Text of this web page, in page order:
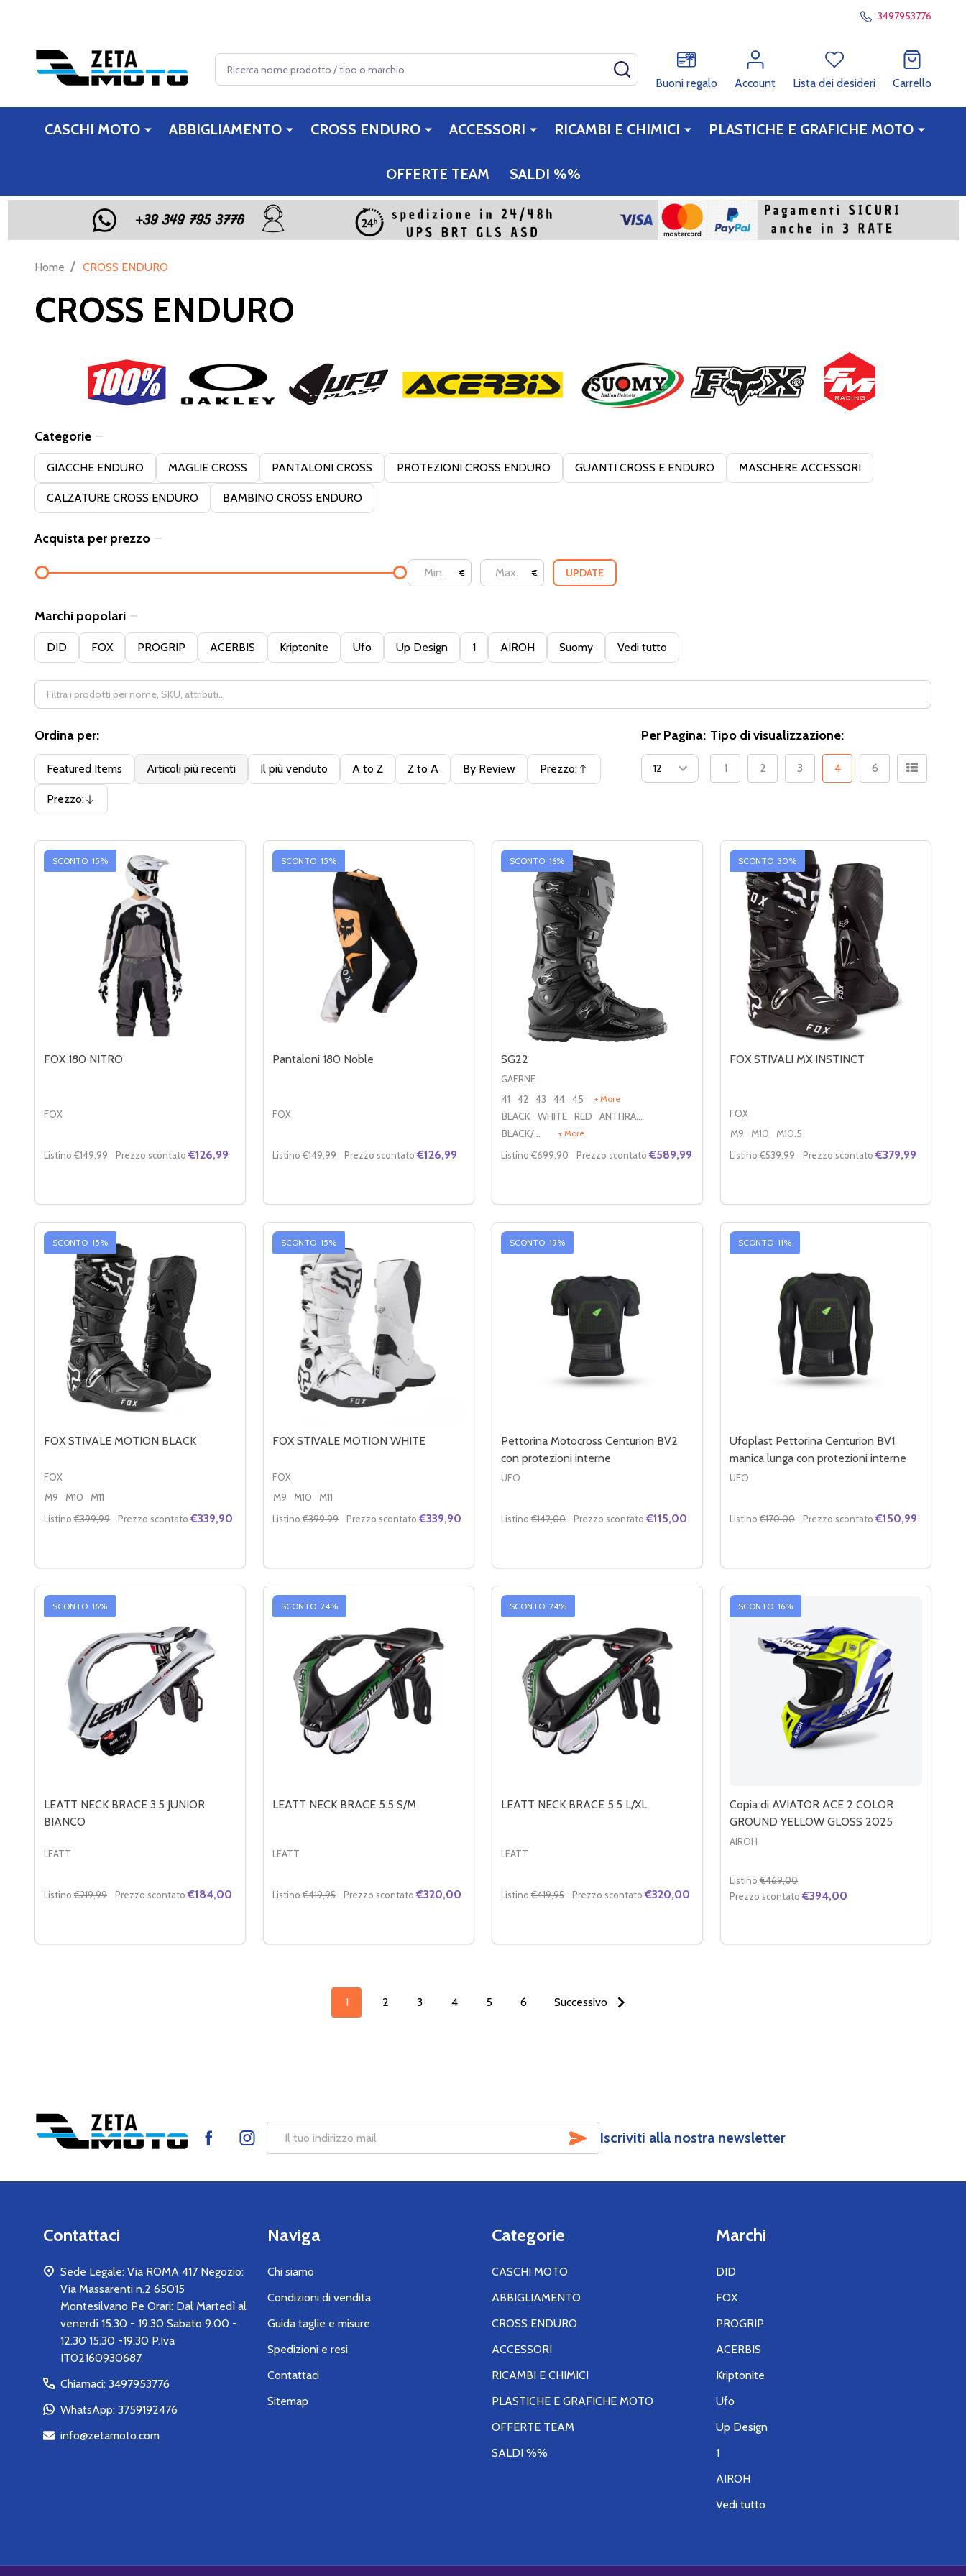
3497953776
Buoni regalo
Account Lista dei desideri Carrello
CASCHI MOTO ABBIGLIAMENTO CROSS ENDURO ACCESSORI RICAMBI E CHIMICI PLASTICHE E GRAFICHE MOTO
OFFERTE TEAM SALDI %%
Home / CROSS ENDURO
CROSS ENDURO
Filter
By
Categorie
GIACCHE ENDURO MAGLIE CROSS PANTALONI CROSS PROTEZIONI CROSS ENDURO GUANTI CROSS E ENDURO MASCHERE ACCESSORI
CALZATURE CROSS ENDURO BAMBINO CROSS ENDURO
Acquista per prezzo
€ € UPDATE
Marchi popolari
DID FOX PROGRIP ACERBIS Kriptonite Ufo Up Design 1 AIROH Suomy Vedi tutto
Ordina per:
Featured Items Articoli più recenti Il più venduto A to Z Z to A By Review Prezzo:
Ascendente
Prezzo:
Discendente
Per Pagina: Tipo di visualizzazione:
1 2 3 4 6
SCONTO 15%
FOX 180 NITRO
FOX
Listino €149,99 Prezzo scontato €126,99
DIMINUIRE LA QUANTITÀ DI FOX 180 NITRO
AUMENTA LA QUANTITÀ DI FOX 180 NITRO
SCONTO 15%
Pantaloni 180 Noble
FOX
Listino €149,99 Prezzo scontato €126,99
DIMINUIRE LA QUANTITÀ DI PANTALONI 180 NOBLE
AUMENTA LA QUANTITÀ DI PANTALONI 180 NOBLE
SCONTO 16%
SG22
GAERNE
41 42 43 44 45 + More
BLACK WHITE RED
ANTHRACITE/BLACK/RED
BLACK/WHITE
+ More
Listino €699,90 Prezzo scontato €589,99
AUMENTA LA QUANTITÀ DI SG22
SCONTO 30%
FOX STIVALI MX INSTINCT
FOX
M9 M10 M10.5
Listino €539,99 Prezzo scontato €379,99
DIMINUIRE LA QUANTITÀ DI FOX STIVALI
AUMENTA LA QUANTITÀ DI FOX
SCONTO 15%
FOX STIVALE MOTION BLACK
FOX
M9 M10 M11
Listino €399,99 Prezzo scontato €339,90
DIMINUIRE LA QUANTITÀ DI FOX STIVALE MOTION BLACK
AUMENTA LA QUANTITÀ DI FOX STIVALE MOTION BLACK
SCONTO 15%
FOX STIVALE MOTION WHITE
FOX
M9 M10 M11
Listino €399,99 Prezzo scontato €339,90
DIMINUIRE LA QUANTITÀ DI FOX STIVALE MOTION WHITE
AUMENTA LA QUANTITÀ DI FOX STIVALE MOTION WHITE
SCONTO 19%
Pettorina Motocross Centurion BV2
con protezioni interne
UFO
Listino €142,00 Prezzo scontato €115,00
DIMINUIRE LA QUANTITÀ DI PETTORINA MOTOCROSS CENTURION BV2 CON
AUMENTA LA QUANTITÀ DI PETTORINA MOTOCROSS CENTURION BV2 CON
SCONTO 11%
Ufoplast Pettorina Centurion BV1
manica lunga con protezioni interne
UFO
Listino €170,00 Prezzo scontato €150,99
DIMINUIRE LA QUANTITÀ DI UFOPLAST
AUMENTA LA QUANTITÀ DI
SCONTO 16%
LEATT NECK BRACE 3.5 JUNIOR
BIANCO
LEATT
Listino €219,99 Prezzo scontato €184,00
DIMINUIRE LA QUANTITÀ DI LEATT NECK BRACE 3.5 JUNIOR BIANCO
AUMENTA LA QUANTITÀ DI LEATT NECK BRACE 3.5 JUNIOR BIANCO
SCONTO 24%
LEATT NECK BRACE 5.5 S/M
LEATT
Listino €419,95 Prezzo scontato €320,00
DIMINUIRE LA QUANTITÀ DI LEATT NECK BRACE 5.5 S/M
AUMENTA LA QUANTITÀ DI LEATT NECK BRACE 5.5 S/M
SCONTO 24%
LEATT NECK BRACE 5.5 L/XL
LEATT
Listino €419,95 Prezzo scontato €320,00
DIMINUIRE LA QUANTITÀ DI LEATT NECK BRACE 5.5 L/XL
AUMENTA LA QUANTITÀ DI LEATT NECK BRACE 5.5 L/XL
SCONTO 16%
Copia di AVIATOR ACE 2 COLOR
GROUND YELLOW GLOSS 2025
AIROH
Listino €469,00
Prezzo scontato €394,00
DIMINUIRE LA QUANTITÀ DI COPIA DI
AUMENTA LA QUANTITÀ DI COPIA
1 2 3 4 5 6 Successivo
Footer
Indirizzo
SOTTOSCRIVI
Iscriviti alla nostra newsletter
Contattaci
Sede Legale: Via ROMA 417 Negozio:
Via Massarenti n.2 65015
Montesilvano Pe Orari: Dal Martedì al
venerdì 15.30 - 19.30 Sabato 9.00 -
12.30 15.30 -19.30 P.Iva
IT02160930687
Chiamaci: 3497953776
WhatsApp: 3759192476
info@zetamoto.com
Naviga
Chi siamo
Condizioni di vendita
Guida taglie e misure
Spedizioni e resi
Contattaci
Sitemap
Categorie
CASCHI MOTO
ABBIGLIAMENTO
CROSS ENDURO
ACCESSORI
RICAMBI E CHIMICI
PLASTICHE E GRAFICHE MOTO
OFFERTE TEAM
SALDI %%
Marchi
DID
FOX
PROGRIP
ACERBIS
Kriptonite
Ufo
Up Design
1
AIROH
Vedi tutto